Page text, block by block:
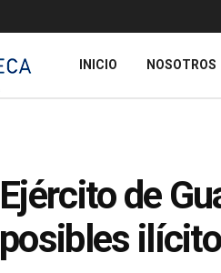
INICIO NOSOTROS
Ejército de
posibles